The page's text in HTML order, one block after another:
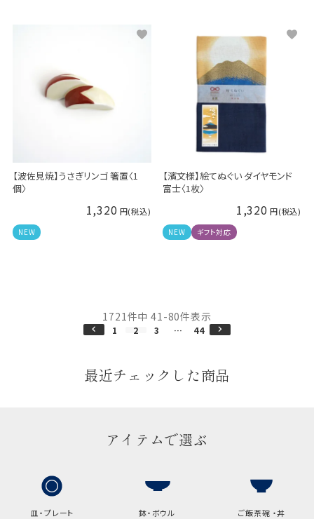
【波佐見焼】うさぎリンゴ 箸置〈1
個〉
1,320
NEW
【濱文様】絵てぬぐい ダイヤモンド
富士〈1枚〉
1,320
NEW ギフト対応
1721件中 41-80件表示
1 2 3 … 44
最近チェックした商品
アイテムで選ぶ
皿・プレート 鉢・ボウル ご飯茶碗 ・丼